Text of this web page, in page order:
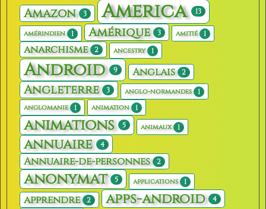
Amazon 3 America 13
amérindien 1 Amérique 3 amitié 1
anarchisme 2 ancestry 1
Android 9 Anglais 2
Angleterre 3 anglo-normandes 1
anglomanie 1 animation 1
animations 5 animaux 1
annuaire 4
Annuaire-de-personnes 2
anonymat 5 applications 1
apprendre 2 apps-android 4